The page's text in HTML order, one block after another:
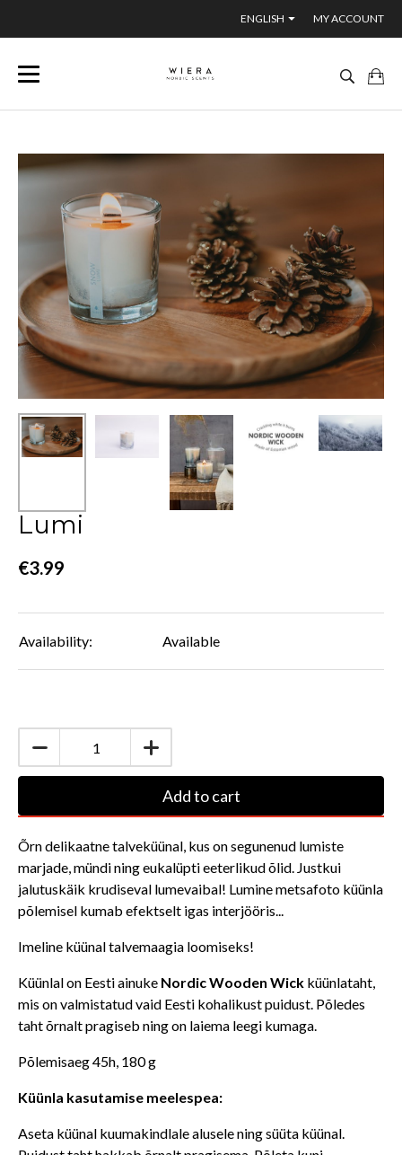
ENGLISH MY ACCOUNT
Lumi
€3.99
Availability: Available
Add to cart
Õrn delikaatne talveküünal, kus on segunenud lumiste
marjade, mündi ning eukalüpti eeterlikud õlid. Justkui
jalutuskäik krudiseval lumevaibal! Lumine metsafoto küünla
põlemisel kumab efektselt igas interjööris...
Imeline küünal talvemaagia loomiseks!
Küünlal on Eesti ainuke Nordic Wooden Wick küünlataht,
mis on valmistatud vaid Eesti kohalikust puidust. Põledes
taht õrnalt pragiseb ning on laiema leegi kumaga.
Põlemisaeg 45h, 180 g
Küünla kasutamise meelespea:
Aseta küünal kuumakindlale alusele ning süüta küünal.